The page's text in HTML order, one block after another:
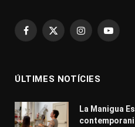
Facebook
X
Instagram
ÚLTIMES NOTÍCIES
La Manigua